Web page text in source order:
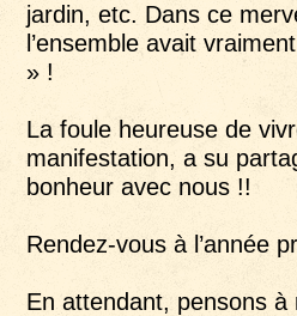
jardin, etc. Dans ce
l’ensemble avait
» !
La foule heureuse de
manifestation, a su
bonheur avec nous !!
Rendez-vous à l’année
En attendant, pensons à